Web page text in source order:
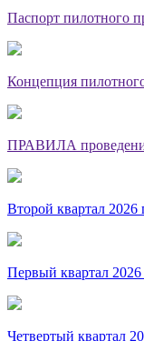
Паспорт пилотного
Концепция
ПРАВИЛА
Второй квартал 2026
Первый квартал 2026
Четвертый квартал